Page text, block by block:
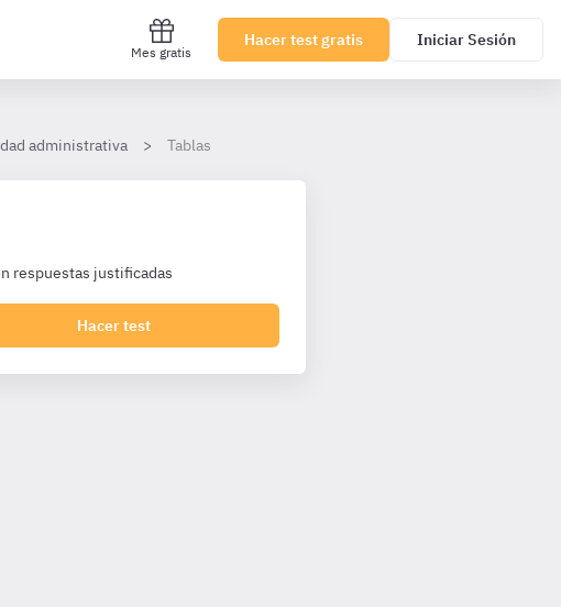
Mes gratis
Hacer test gratis Iniciar Sesión
administrativa Tablas
respuestas justificadas
Hacer test